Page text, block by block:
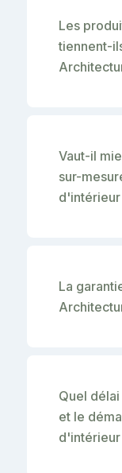
Les
tiennent-
Vaut-il
sur-
d'intérieur
La
Quel
et le
d'intérieur